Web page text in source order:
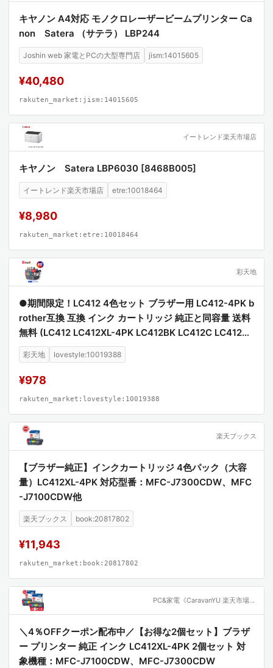
キヤノン A4対応 モノクロレーザービームプリンター Ca
non Satera （サテラ） LBP244
Joshin web 家電とPCの大型専門店 jism:14015605
¥40,480
rakuten_market:jism:14015605
イートレンド楽天市場店
キヤノン Satera LBP6030 [8468B005]
イートレンド楽天市場店 etre:10018464
¥8,980
rakuten_market:etre:10018464
彩天地
●期間限定！LC412 4色セット ブラザー用 LC412-4PK b
rother互換 互換 インク カートリッジ 純正と同容量 送料
無料 (LC412 LC412XL-4PK LC412BK LC412C LC412M
LC412Y LC412XLBK LC412XLC LC412XLM LC412XLY
MFC-J7100CDW MFC-J7300CDW)
彩天地 lovestyle:10019388
¥978
rakuten_market:lovestyle:10019388
楽天ブックス
【ブラザー純正】インクカートリッジ 4色パック（大容
量）LC412XL-4PK 対応型番：MFC-J7300CDW、MFC
-J7100CDW他
楽天ブックス book:20817802
¥11,943
rakuten_market:book:20817802
PC&家電《CaravanYU 楽天市場店》
＼4％OFFクーポン配布中／【お得な2個セット】ブラザ
ー プリンター 純正 インク LC412XL-4PK 2個セット 対
象機種：MFC-J7100CDW、MFC-J7300CDW